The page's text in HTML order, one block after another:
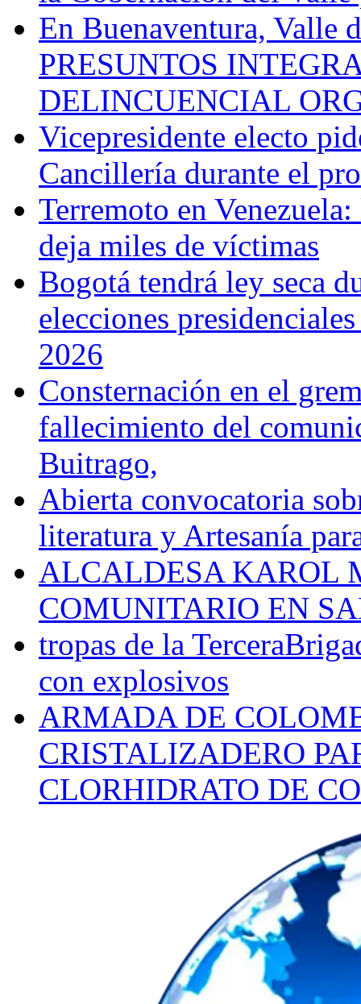
En Buenaventura, Valle
PRESUNTOS
DELINCUENCIAL
Vicepresidente electo
Cancillería durante el
Terremoto en
deja miles de víctimas
Bogotá tendrá ley seca
elecciones
2026
Consternación en el
fallecimiento del
Buitrago,
Abierta convocatoria
literatura y Artesanía
ALCALDESA KAROL
COMUNITARIO EN
tropas de la
con explosivos
ARMADA DE
CRISTALIZADERO
CLORHIDRATO DE